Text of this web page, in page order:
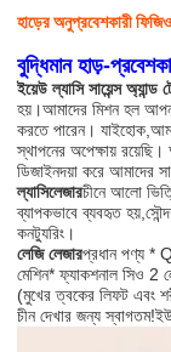
হাড়ের অনুপ্রবেশকারী
বুদ্ধিমান হাড়-
ইয়েউ ল্যাসি সায়েন্স
হয়।আমাদের মিশন হল
করতে পারেন।
স্থাপনের অপেক্ষায়
ডিজাইনদয়া করে আমাদের
ল্যাসিলেজারচীনে আলো
ব্যাপকভাবে ব্যবহৃত
কনট্যুরিং।
লেজি লেজারপ্রধান পণ্য *
মেশিন* ফ্যাকশনাল সিও
(মুখের ত্বকের লিফট এবং
চীন দেখার জন্য